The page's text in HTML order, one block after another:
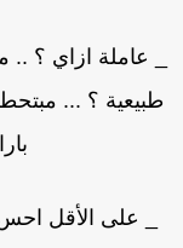
عاملة ازاي ؟ ..
؟ ...
_ على الأقل